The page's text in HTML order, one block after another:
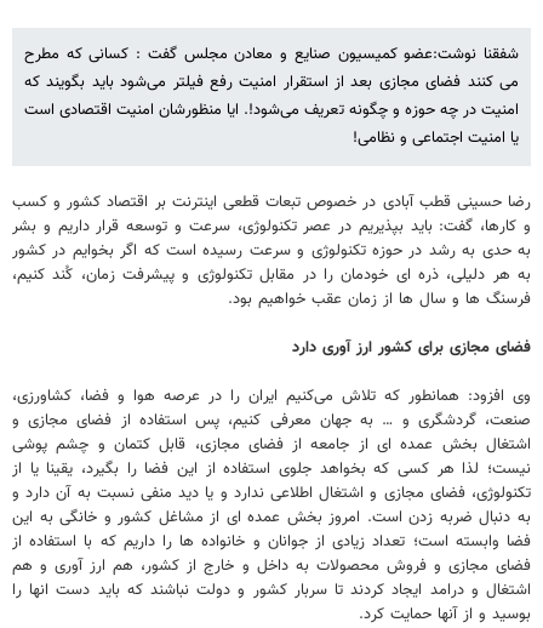
شفقنا نوشت:عضو کمیسیون صنایع و معادن مجلس گفت : کسانی که مطرح
می کنند فضای مجازی بعد از استقرار امنیت رفع فیلتر می‌شود باید بگویند که
امنیت در چه حوزه و چگونه تعریف می‌شود!. ایا منظورشان امنیت اقتصادی است
یا امنیت اجتماعی و نظامی!
رضا حسینی قطب آبادی در خصوص تبعات قطعی اینترنت بر اقتصاد کشور و کسب
و کارها، گفت: باید بپذیریم در عصر تکنولوژی، سرعت و توسعه قرار داریم و بشر
به حدی به رشد در حوزه تکنولوژی و سرعت رسیده است که اگر بخوایم در کشور
به هر دلیلی، ذره ای خودمان را در مقابل تکنولوژی و پیشرفت زمان، کُند کنیم،
فرسنگ ها و سال ها از زمان عقب خواهیم بود.
فضای مجازی برای کشور ارز آوری دارد
وی افزود: همانطور که تلاش می‌کنیم ایران را در عرصه هوا و فضا، کشاورزی،
صنعت، گردشگری و … به جهان معرفی کنیم، پس استفاده از فضای مجازی و
اشتغال بخش عمده ای از جامعه از فضای مجازی، قابل کتمان و چشم پوشی
نیست؛ لذا هر کسی که بخواهد جلوی استفاده از این فضا را بگیرد، یقینا یا از
تکنولوژی، فضای مجازی و اشتغال اطلاعی ندارد و یا دید منفی نسبت به آن دارد و
به دنبال ضربه زدن است. امروز بخش عمده ای از مشاغل کشور و خانگی به این
فضا وابسته است؛ تعداد زیادی از جوانان و خانواده ها را داریم که با استفاده از
فضای مجازی و فروش محصولات به داخل و خارج از کشور، هم ارز آوری و هم
اشتغال و درامد ایجاد کردند تا سربار کشور و دولت نباشند که باید دست انها را
بوسید و از آنها حمایت کرد.